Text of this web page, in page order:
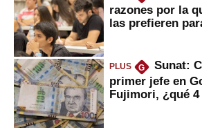
razones por la
las prefieren
PLUS G
Sunat:
primer jefe en
Fujimori, ¿qué 4